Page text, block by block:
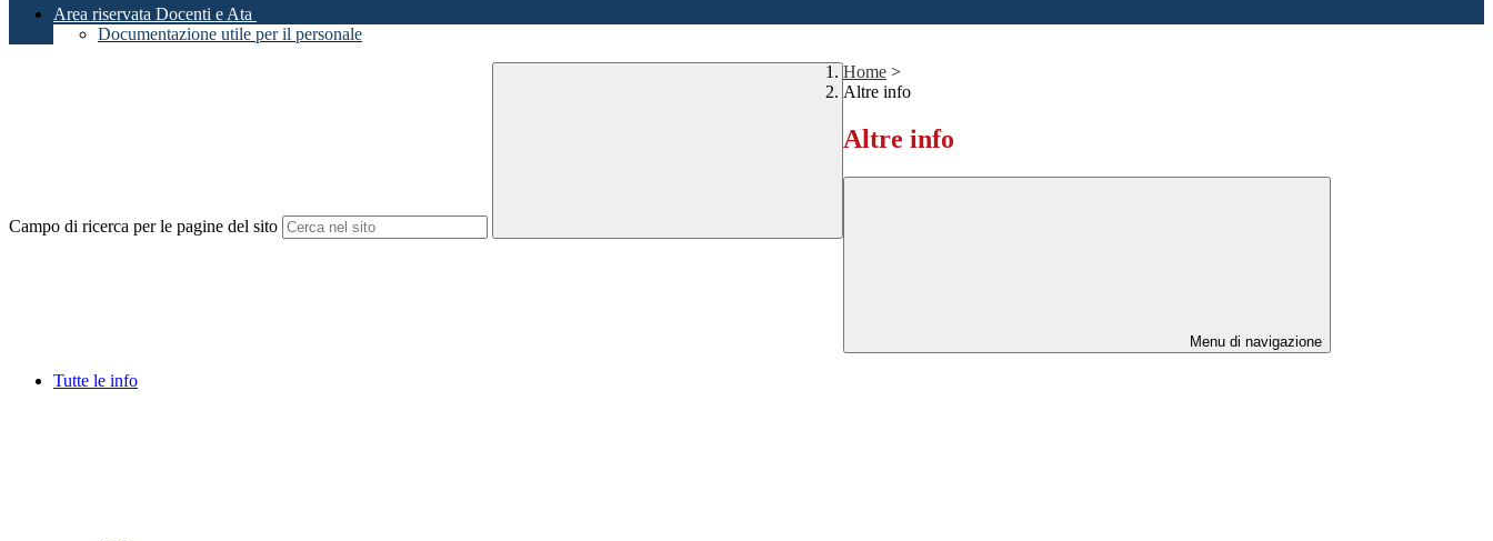
Area riservata Docenti e Ata
Documentazione utile per il personale
Campo di ricerca per le pagine del sito
Home >
Altre info
Altre info
Menu di navigazione
Tutte le info